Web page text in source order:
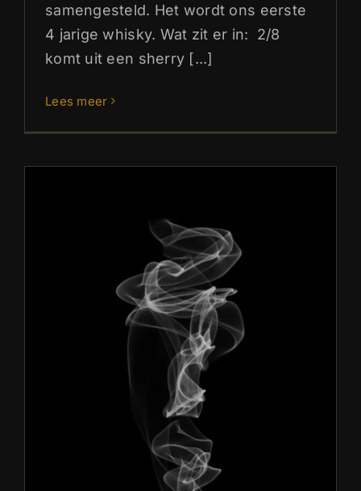
samengesteld. Het wordt ons eerste
4 jarige whisky. Wat zit er in: 2/8
komt uit een sherry [...]
Lees meer
Peated Whisky 2025
Blog